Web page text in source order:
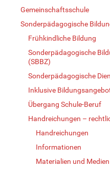
Gemeinschaftsschule
Sonderpädagogische
Frühkindliche Bildung
Sonderpädagogische
(SBBZ)
Sonderpädagogische
Inklusive
Übergang Schule-Beruf
Handreichungen –
Handreichungen
Informationen
Materialien und Medien